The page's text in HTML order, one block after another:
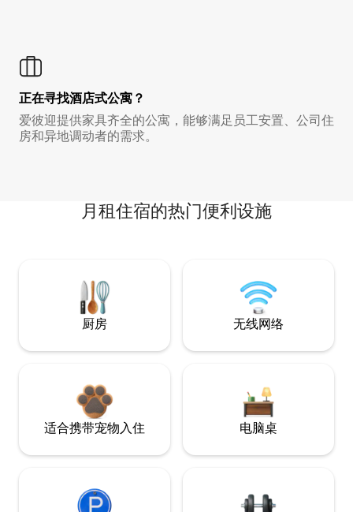
正在寻找酒店式公寓？
爱彼迎提供家具齐全的公寓，能够满足员工安置、公司住
房和异地调动者的需求。
月租住宿的热门便利设施
厨房 无线网络
适合携带宠物入住 电脑桌